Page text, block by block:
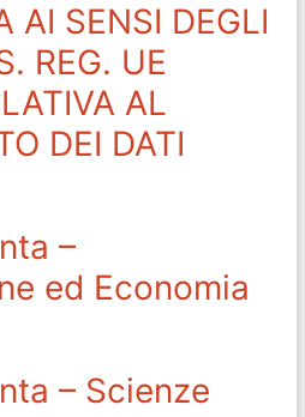
AI SENSI DEGLI
REG. UE
AL
DEI DATI
–
ed Economia
– Scienze